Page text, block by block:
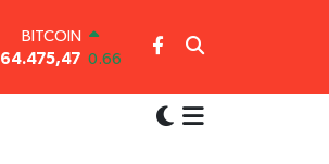
BITCOIN
64.475,47 0.66